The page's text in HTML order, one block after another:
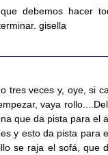
debemos hacer
gisella
tres veces y, oye, si
vaya
que da pista para el
y esto da pista para
se raja el sofá, que